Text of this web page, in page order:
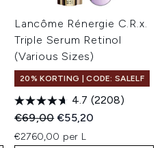
Lancôme Rénergie C.R.x.
Triple Serum Retinol
(Various Sizes)
20% KORTING | CODE: SALELF
4.7 (2208)
Recommended Retail Price:
€69,00Huidige prijs:
€55,20
€2760,00 per L